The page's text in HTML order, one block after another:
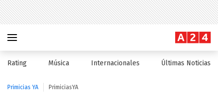
Rating Música Internacionales Últimas Noticias
Primicias YA PrimiciasYA